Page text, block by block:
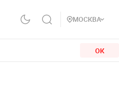
МОСКВА
ОК